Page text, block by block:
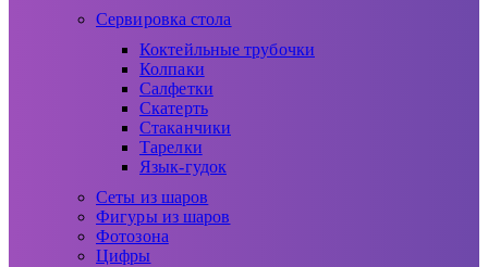
Сервировка стола
Коктейльные трубочки
Колпаки
Салфетки
Скатерть
Стаканчики
Тарелки
Язык-гудок
Сеты из шаров
Фигуры из шаров
Фотозона
Цифры